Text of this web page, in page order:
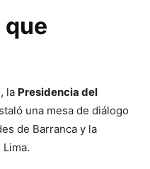
que
la Presidencia del
una mesa de diálogo
de Barranca y la